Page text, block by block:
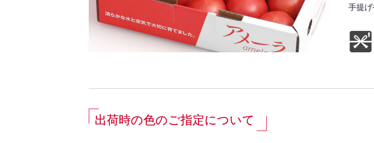
手提げ
出荷時の色のご指定について